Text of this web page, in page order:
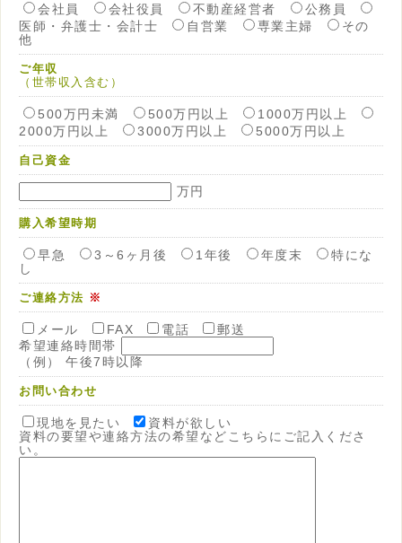
会社員 会社役員 不動産経営者
公務員
医師・弁護士・会計士
自営業 専業主婦
その
他
ご年収
（世帯収入含む）
500万円未満 500万円以上
1000万円以上
2000万円以上
3000万円以上 5000万円以上
自己資金
万円
購入希望時期
早急 3～6ヶ月後 1年後 年度末
特にな
し
ご連絡方法 ※
メール FAX 電話
郵送
希望連絡時間帯
（例） 午後7時以降
お問い合わせ
現地を見たい
資料が欲しい
資料の要望や連絡方法の希望などこちらにご記入くださ
い。